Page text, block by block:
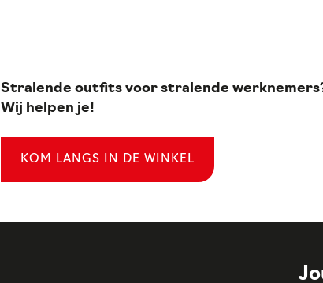
Stralende outfits voor stralende
Wij helpen je!
KOM LANGS IN DE WINKEL